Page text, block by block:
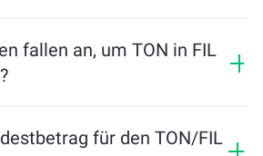
das Tool berechnet die
FIL, die Sie erhalten. Folgen Sie
fallen an, um TON in FIL
ChangeNOW bietet
für den TON/FIL